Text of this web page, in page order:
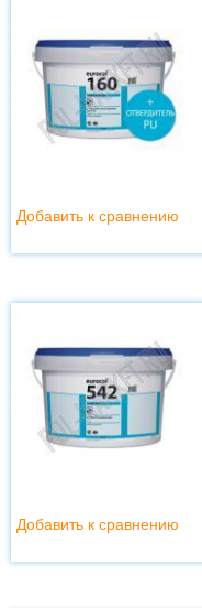
Добавить к сравнению
Добавить к сравнению